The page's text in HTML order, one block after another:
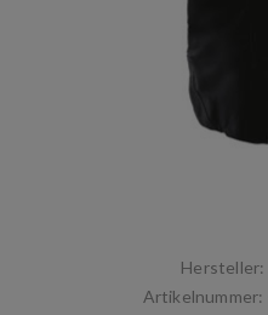
Hersteller:
Artikelnummer: